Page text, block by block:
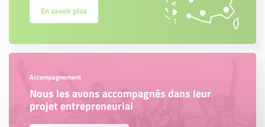
En savoir plus
Accompagnement
Nous les avons accompagnés dans leur
projet entrepreneurial